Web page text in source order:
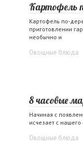
Картофель
Картофель по-
приготовлении
необычно и
Овощные блюда
8 часовые
Начиная с
исчезает с нашего
Овощные блюда